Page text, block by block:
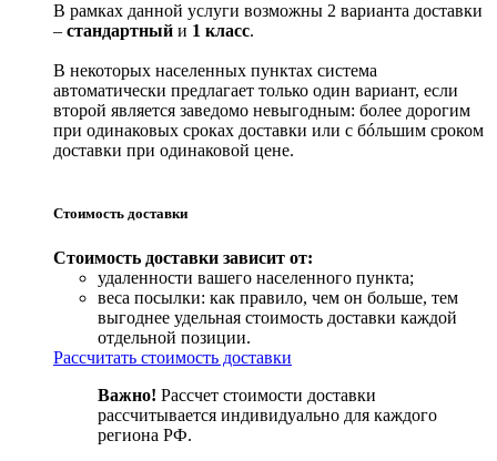
В рамках данной услуги возможны 2 варианта доставки
– стандартный и 1 класс.
В некоторых населенных пунктах система
автоматически предлагает только один вариант, если
второй является заведомо невыгодным: более дорогим
при одинаковых сроках доставки или с бóльшим сроком
доставки при одинаковой цене.
Стоимость доставки
Стоимость доставки зависит от:
удаленности вашего населенного пункта;
веса посылки: как правило, чем он больше, тем
выгоднее удельная стоимость доставки каждой
отдельной позиции.
Рассчитать стоимость доставки
Важно! Рассчет стоимости доставки
рассчитывается индивидуально для каждого
региона РФ.